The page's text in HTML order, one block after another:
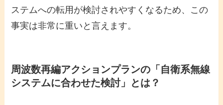
ステムへの転用が検討されやすくなるため、この
事実は非常に重いと言えます。
周波数再編アクションプランの「自衛系無線
システムに合わせた検討」とは？